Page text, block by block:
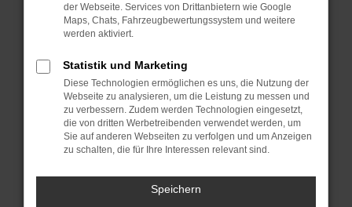
Fenster?
Starte dein Gerät neu.
Probleme zu beheben.
Stelle sicher, dass dein Browser und dein
Betriebssystem auf dem neuesten Stand
sind.
Veraltete Software birgt nicht nur ein
Sicherheitsrisiko, sondern kann auch dazu
führen, dass bestimmte Funktionen nicht mehr
unterstützt werden.
der Webseite. Services von Drittanbietern wie Google
Maps, Chats, Fahrzeugbewertungssystem und weitere
werden aktiviert.
Statistik und Marketing
Diese Technologien ermöglichen es uns, die Nutzung der
Webseite zu analysieren, um die Leistung zu messen und
zu verbessern. Zudem werden Technologien eingesetzt,
die von dritten Werbetreibenden verwendet werden, um
Sie auf anderen Webseiten zu verfolgen und um Anzeigen
zu schalten, die für Ihre Interessen relevant sind.
Speichern